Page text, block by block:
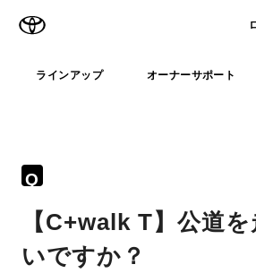
ラインアップ オーナーサポート
Q
【C+walk T】公道
いですか？